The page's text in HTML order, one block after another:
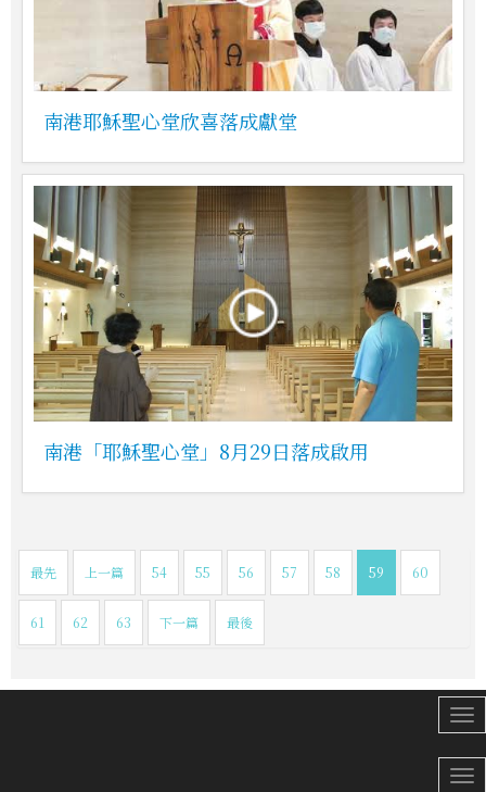
南港耶穌聖心堂欣喜落成獻堂
南港「耶穌聖心堂」8月29日落成啟用
最先 上一篇 54 55 56 57 58 59 60
61 62 63 下一篇 最後